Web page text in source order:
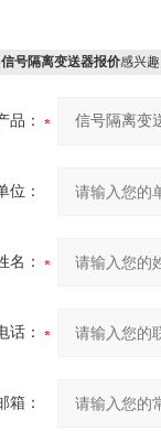
号隔离变送器报价感兴
品：
位：
名：
话：
箱：